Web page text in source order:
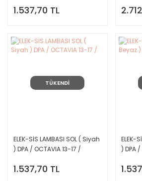
1.537,70 TL
TÜKENDİ
ELEK-SİS LAMBASI SOL ( Siyah
) DPA / OCTAVIA 13-17 /
1.537,70 TL
ELEK-
) DPA